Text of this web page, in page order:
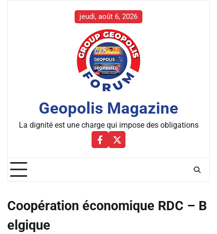
jeudi, août 6, 2026
Geopolis Magazine
La dignité est une charge qui impose des obligations
Facebbok
X
Coopération économique RDC – B
elgique